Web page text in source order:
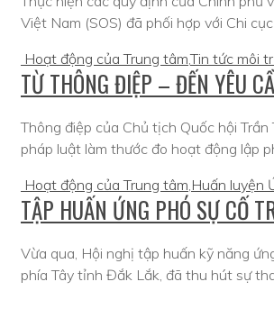
Việt Nam (SOS) đã phối hợp với Chi
Hoạt động của Trung tâm,Tin tức môi
TỪ THÔNG ĐIỆP – ĐẾN YÊU
Thông điệp của Chủ tịch Quốc hội
pháp luật làm thước đo hoạt động lập
Hoạt động của Trung tâm,Huấn luyện
TẬP HUẤN ỨNG PHÓ SỰ CỐ
Vừa qua, Hội nghị tập huấn kỹ năng
phía Tây tỉnh Đắk Lắk, đã thu hút sự